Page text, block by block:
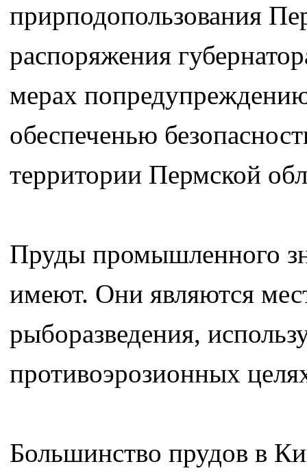
прирподопользования
распоряжения
мерах
обеспеченью
территории Пермской
Пруды промышленного
имеют. Они являются
рыборазведения,
противоэрозионных
Большинство прудов в